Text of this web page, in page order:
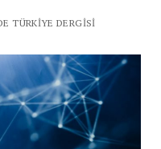
TÜRKIYE DERGISI